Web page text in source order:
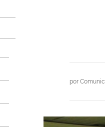
por